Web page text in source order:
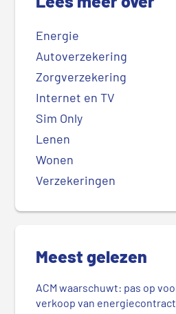
Energie
Autoverzekering
Zorgverzekering
Internet en TV
Sim Only
Lenen
Wonen
Verzekeringen
Meest gelezen
ACM waarschuwt: pas op
verkoop van